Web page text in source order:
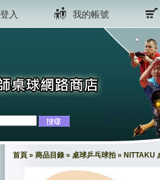
登入 我的帳號
首頁 » 商品目錄» 桌球乒乓球拍 » NITTAKU